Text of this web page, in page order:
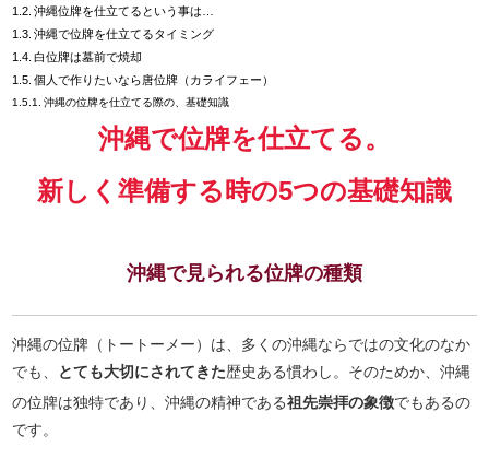
沖縄位牌を仕立てるという事は…
沖縄で位牌を仕立てるタイミング
白位牌は墓前で焼却
個人で作りたいなら唐位牌（カライフェー）
沖縄の位牌を仕立てる際の、基礎知識
沖縄で位牌を仕立てる。
新しく準備する時の5つの基礎知識
沖縄で見られる位牌の種類
沖縄の位牌（トートーメー）は、多くの沖縄ならではの文化のなか
でも、
とても大切にされてきた歴史ある慣わし。そのためか、沖縄
の位牌は独特であり、沖縄の精神である祖先崇拝の象徴でもあるの
です。